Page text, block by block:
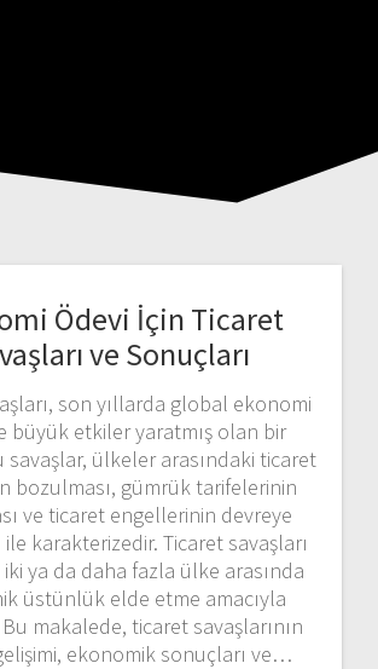
Ödevi İçin Ticaret
ve Sonuçları
son yıllarda global ekonomi
büyük etkiler yaratmış olan bir
savaşlar, ülkeler arasındaki ticaret
bozulması, gümrük tarifelerinin
ve ticaret engellerinin devreye
karakterizedir. Ticaret savaşları
ya da daha fazla ülke arasında
üstünlük elde etme amacıyla
Bu makalede, ticaret savaşlarının
ekonomik sonuçları ve…